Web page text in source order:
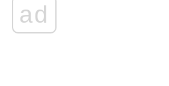
ad